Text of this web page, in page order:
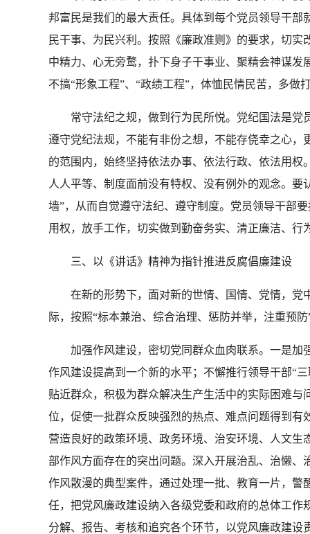
邦富民是我们的最大责任。具体到每个党员领导干
民干事、为民兴利。按照《廉政准则》的要求，切
中精力、心无旁鹜，扑下身子干事业、聚精会神谋
不搞“形象工程”、“政绩工程”，体恤民情民苦，多
常守法纪之规，做到行为民所悦。党纪国法是党
遵守党纪法规，不能有非份之想，不能存侥幸之心
的范围内，始终坚持依法办事、依法行政、依法用
人人平等、制度面前没有特权、没有例外的观念。
墙”，从而自觉遵守法纪、遵守制度。党员领导干部
用权，放手工作，切实做到勤奋务实、清正廉洁、
三、以《讲话》精神为指针推进反腐倡廉建设
在新的形势下，面对新的世情、国情、党情，党
际，按照“标本兼治、综合治理、惩防并举，注重预
加强作风建设，密切党同群众血肉联系。一是加
作风建设提高到一个新的水平；不懈推行领导干部“
贴近群众，积极为群众解决生产生活中的实际困难
位，促使一批群众反映强烈的热点、难点问题得到
营造良好的政策环境、政务环境、治安环境、人文
部作风方面存在的突出问题。深入开展治乱、治懒
作风散漫的典型案件，通过处理一批、教育一片，
任，把党风廉政建设纳入各级党委和政府的总体工
分解、报告、考核和追究各个环节，以党风廉政建